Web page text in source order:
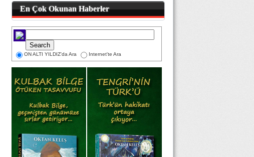
En Çok Okunan Haberler
ON ALTI YILDIZ'da Ara Internet'te Ara